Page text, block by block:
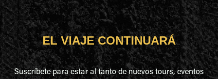
EL VIAJE CONTINUARÁ
Suscríbete para estar al tanto de nuevos tours, eventos